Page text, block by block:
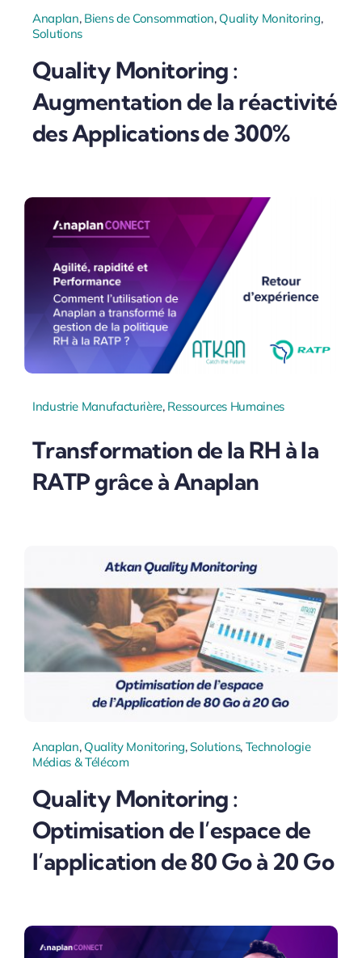
Anaplan, Biens de Consommation, Quality Monitoring,
Solutions
Quality Monitoring :
Augmentation de la réactivité
des Applications de 300%
Industrie Manufacturière, Ressources Humaines
Transformation de la RH à la
RATP grâce à Anaplan
Anaplan, Quality Monitoring,Solutions, Technologie
Médias & Télécom
Quality Monitoring :
Optimisation de l’espace de
l’application de 80 Go à 20 Go